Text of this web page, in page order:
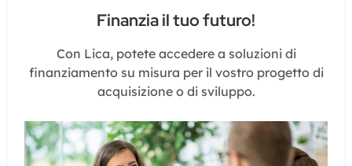
Finanzia il tuo futuro!
Con Lica, potete accedere a soluzioni di
finanziamento su misura per il vostro progetto di
acquisizione o di sviluppo.